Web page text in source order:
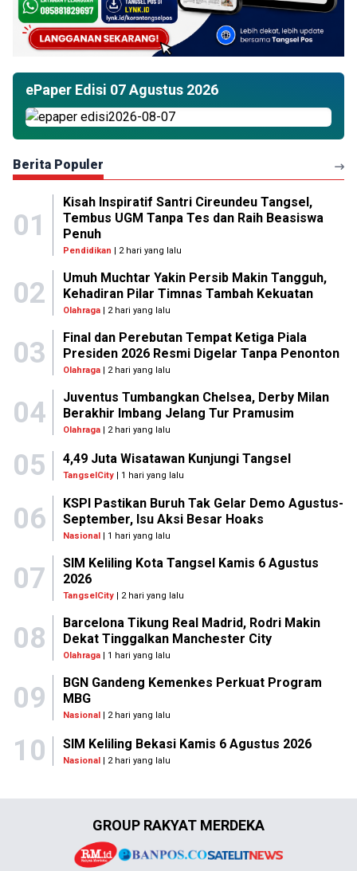
ePaper Edisi 07 Agustus 2026
Berita Populer
01
Kisah Inspiratif Santri Cireundeu Tangsel,
Tembus UGM Tanpa Tes dan Raih Beasiswa
Penuh
Pendidikan | 2 hari yang lalu
02
Umuh Muchtar Yakin Persib Makin Tangguh,
Kehadiran Pilar Timnas Tambah Kekuatan
Olahraga| 2 hari yang lalu
03
Final dan Perebutan Tempat Ketiga Piala
Presiden 2026 Resmi Digelar Tanpa Penonton
Olahraga| 2 hari yang lalu
04
Juventus Tumbangkan Chelsea, Derby Milan
Berakhir Imbang Jelang Tur Pramusim
Olahraga| 2 hari yang lalu
05 4,49 Juta Wisatawan Kunjungi Tangsel
TangselCity | 1 hari yang lalu
06
KSPI Pastikan Buruh Tak Gelar Demo Agustus-
September, Isu Aksi Besar Hoaks
Nasional| 1 hari yang lalu
07
SIM Keliling Kota Tangsel Kamis 6 Agustus
2026
TangselCity| 2 hari yang lalu
08
Barcelona Tikung Real Madrid, Rodri Makin
Dekat Tinggalkan Manchester City
Olahraga| 1 hari yang lalu
09
BGN Gandeng Kemenkes Perkuat Program
MBG
Nasional| 2 hari yang lalu
10 SIM Keliling Bekasi Kamis 6 Agustus 2026
Nasional | 2 hari yang lalu
GROUP RAKYAT MERDEKA